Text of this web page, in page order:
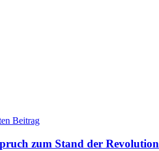
zum Stand der Revolution